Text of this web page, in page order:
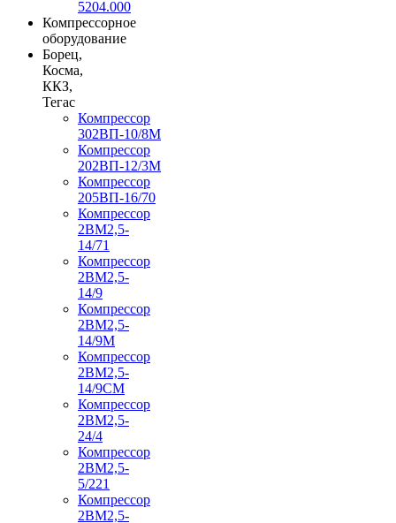
5204.000
Компрессорное
оборудование
Борец,
Косма,
ККЗ,
Тегас
Компрессор
302ВП-10/8М
Компрессор
202ВП-12/3М
Компрессор
205ВП-16/70
Компрессор
2ВМ2,5-
14/71
Компрессор
2ВМ2,5-
14/9
Компрессор
2ВМ2,5-
14/9М
Компрессор
2ВМ2,5-
14/9СМ
Компрессор
2ВМ2,5-
24/4
Компрессор
2ВМ2,5-
5/221
Компрессор
2ВМ2,5-